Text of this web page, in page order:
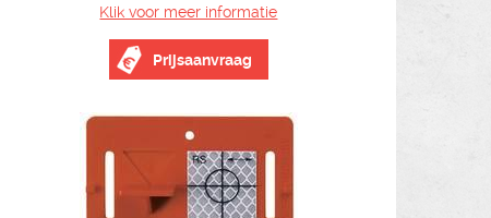
Klik voor meer informatie
Prijsaanvraag